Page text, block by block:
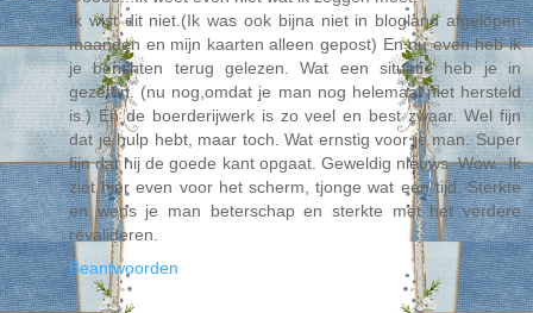
Ik wist dit niet.(Ik was ook bijna niet in blogland afgelopen
maanden en mijn kaarten alleen gepost) En nu even heb ik
je berichten terug gelezen. Wat een situatie heb je in
gezeten. (nu nog,omdat je man nog helemaal niet hersteld
is.) En de boerderijwerk is zo veel en best zwaar. Wel fijn
dat je hulp hebt, maar toch. Wat ernstig voor je man. Super
fijn dat hij de goede kant opgaat. Geweldig nieuws. Wow...Ik
ziet hier even voor het scherm, tjonge wat een tijd. Sterkte
en wens je man beterschap en sterkte met het verdere
revalideren.
Beantwoorden